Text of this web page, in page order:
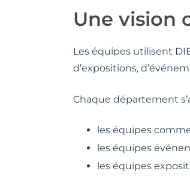
Une vision
Les équipes utilisent
d’expositions,
Chaque département
les équipes
les équipes
les équipes